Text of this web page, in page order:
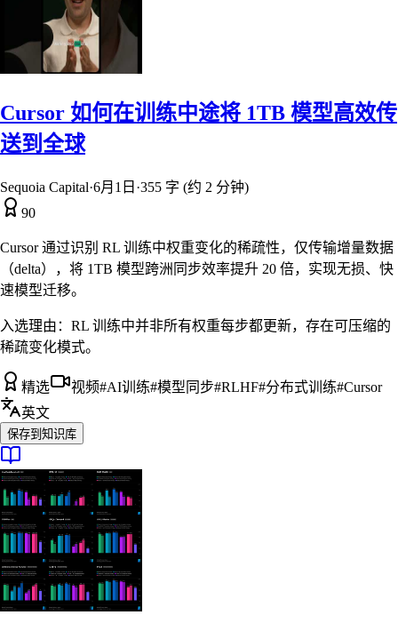
Cursor 如何在训练中途将 1TB 模型高效传
送到全球
Sequoia Capital·6月1日 ·355 字 (约 2 分钟)
90
Cursor 通过识别 RL 训练中权重变化的稀疏性，仅传输增量数据
（delta），将 1TB 模型跨洲同步效率提升 20 倍，实现无损、快
速模型迁移。
入选理由： RL 训练中并非所有权重每步都更新，存在可压缩的
稀疏变化模式。
精选 视频#AI训练#模型同步#RLHF#分布式训练#Cursor
英文
保存到知识库